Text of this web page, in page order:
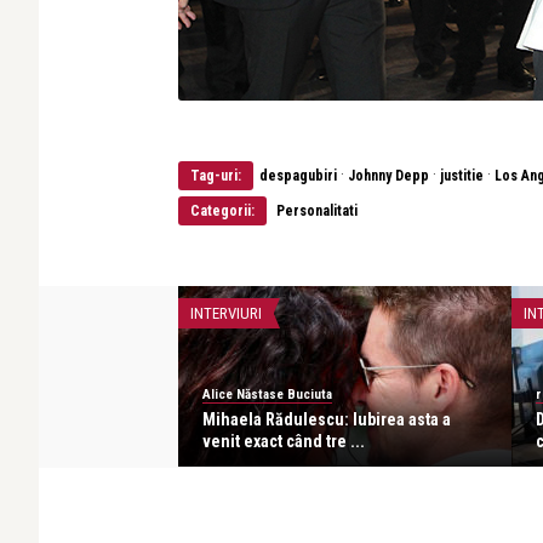
Tag-uri: despagubiri · Johnny Depp · justitie · Los
Categorii: Personalitati
INTERVIURI
Alice Năstase Buciuta
Mihaela Rădulescu: Iubirea asta a
venit exact când tre ...